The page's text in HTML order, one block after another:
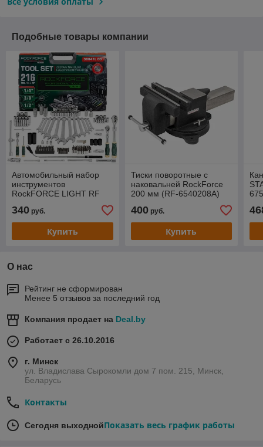
Подобные товары компании
Автомобильный набор
инструментов
RockFORCE LIGHT RF
340 руб.
Купить
Тиски поворотные с
наковальней RockForce
200 мм (RF-6540208A)
400руб.
Купить
О нас
Рейтинг не сформирован
Менее 5 отзывов за последний год
Компания продает на Deal.by
Работает с 26.10.2016
г. Минск
ул. Владислава Сырокомли дом 7 пом. 215, Минск,
Беларусь
Контакты
Сегодня выходнойПоказать весь график работы